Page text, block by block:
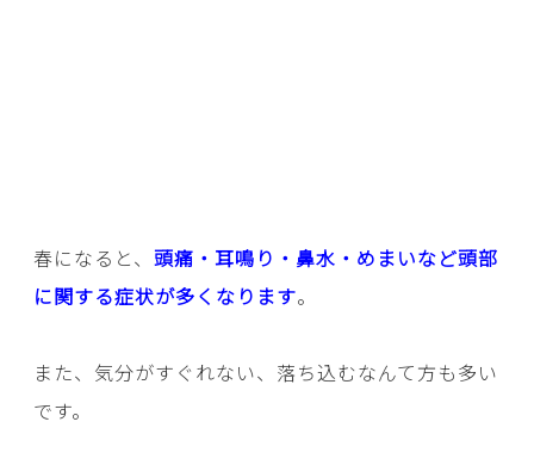
春になると、 頭痛・耳鳴り・鼻水・めまいなど頭部
に関する症状が多くなります。
また、気分がすぐれない、落ち込むなんて方も多い
です。